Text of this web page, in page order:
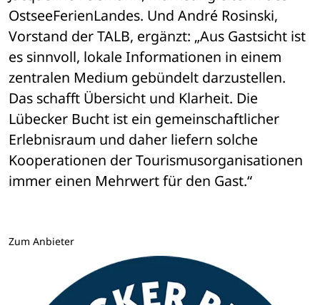
OstseeFerienLandes. Und André Rosinski,
Vorstand der TALB, ergänzt: „Aus Gastsicht ist
es sinnvoll, lokale Informationen in einem
zentralen Medium gebündelt darzustellen.
Das schafft Übersicht und Klarheit. Die
Lübecker Bucht ist ein gemeinschaftlicher
Erlebnisraum und daher liefern solche
Kooperationen der Tourismusorganisationen
immer einen Mehrwert für den Gast.“
Zum Anbieter